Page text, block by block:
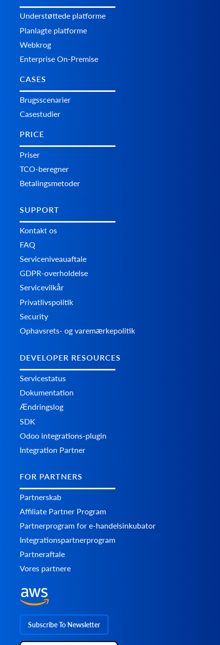
Understøttede platforme
Planlagte platforme
Webkrog
Enterprise On-Premise
CASES
Brugsscenarier
Casestudier
PRICE
Priser
TCO-beregner
Betalingsmetoder
SUPPORT
Kontakt os
FAQ
Serviceniveauaftale
GDPR-overholdelse
Servicevilkår
Privatlivspolitik
Security
Ophavsrets- og varemærkepolitik
DEVELOPER RESOURCES
Servicestatus
Dokumentation
Ændringslog
SDK
Odoo integrations-plugin
Integration Partner
FOR PARTNERS
Partnerskab
Affiliate Partner Program
Partnerprogram for e-handelsinkubator
Integrationspartnerprogram
Partneraftale
Vores partnere
Subscribe To Newsletter